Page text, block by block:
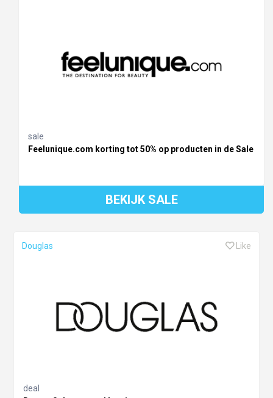
sale
Feelunique.com korting tot 50% op producten in de Sale
BEKIJK SALE
Douglas Like
deal